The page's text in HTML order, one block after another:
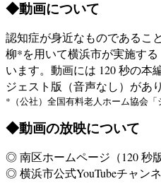
◆動画について
認知症が身近なものであるこ
柳*を用いて横浜市が実施す
います。動画には 120 秒の本
ジェスト版（音声なし）があ
*（公社）全国有料老人ホーム協会
◆動画の放映について
◎ 南区ホームページ（120 秒版
◎ 横浜市公式YouTubeチャンネ